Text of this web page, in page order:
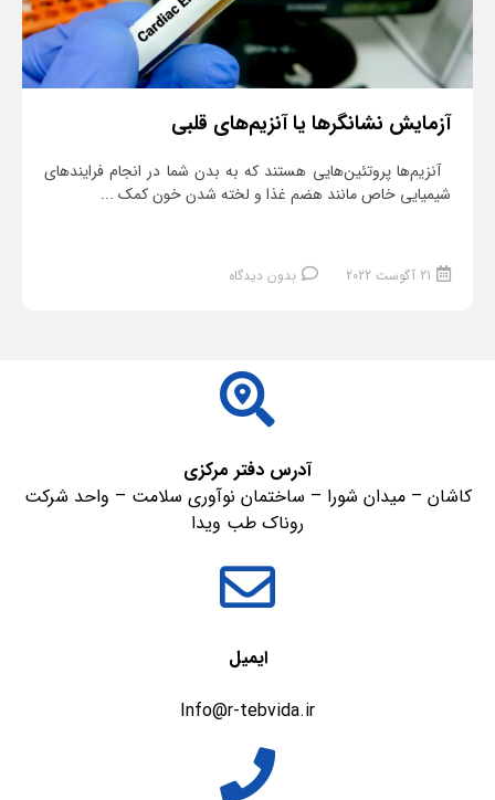
آزمایش نشانگرها یا آنزیم‌های قلبی
آنزیم‌ها پروتئین‌هایی هستند که به بدن شما در انجام فرایندهای
شیمیایی خاص مانند هضم غذا و لخته شدن خون کمک ...
21 آگوست 2022 بدون دیدگاه
آدرس دفتر مرکزی
کاشان – میدان شورا – ساختمان نوآوری سلامت – واحد شرکت
روناک طب ویدا
ایمیل
Info@r-tebvida.ir